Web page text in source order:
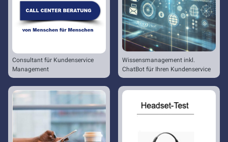
Consultant für Kundenservice
Management
Wissensmanagement inkl.
ChatBot für Ihren Kundenservice